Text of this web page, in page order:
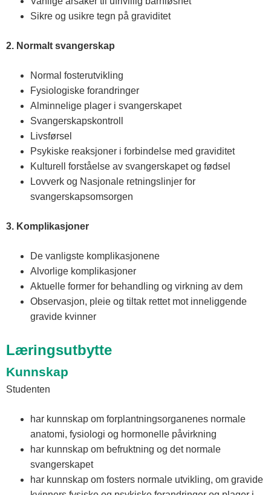
Sikre og usikre tegn på graviditet
2. Normalt svangerskap
Normal fosterutvikling
Fysiologiske forandringer
Alminnelige plager i svangerskapet
Svangerskapskontroll
Livsførsel
Psykiske reaksjoner i forbindelse med graviditet
Kulturell forståelse av svangerskapet og fødsel
Lovverk og Nasjonale retningslinjer for
svangerskapsomsorgen
3. Komplikasjoner
De vanligste komplikasjonene
Alvorlige komplikasjoner
Aktuelle former for behandling og virkning av dem
Observasjon, pleie og tiltak rettet mot inneliggende
gravide kvinner
Læringsutbytte
Kunnskap
Studenten
har kunnskap om forplantningsorganenes normale
anatomi, fysiologi og hormonelle påvirkning
har kunnskap om befruktning og det normale
svangerskapet
har kunnskap om fosters normale utvikling, om gravide